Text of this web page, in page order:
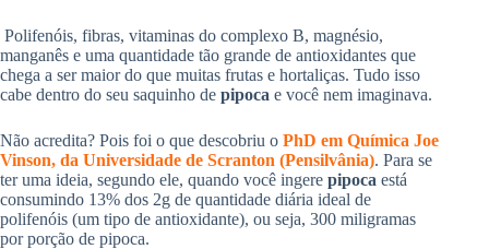
Polifenóis, fibras, vitaminas do complexo B, magnésio,
manganês e uma quantidade tão grande de antioxidantes que
chega a ser maior do que muitas frutas e hortaliças. Tudo isso
cabe dentro do seu saquinho de pipoca e você nem imaginava.
Não acredita? Pois foi o que descobriu o PhD em Química Joe
Vinson, da Universidade de Scranton (Pensilvânia). Para se
ter uma ideia, segundo ele, quando você ingere pipoca está
consumindo 13% dos 2g de quantidade diária ideal de
polifenóis (um tipo de antioxidante), ou seja, 300 miligramas
por porção de pipoca.